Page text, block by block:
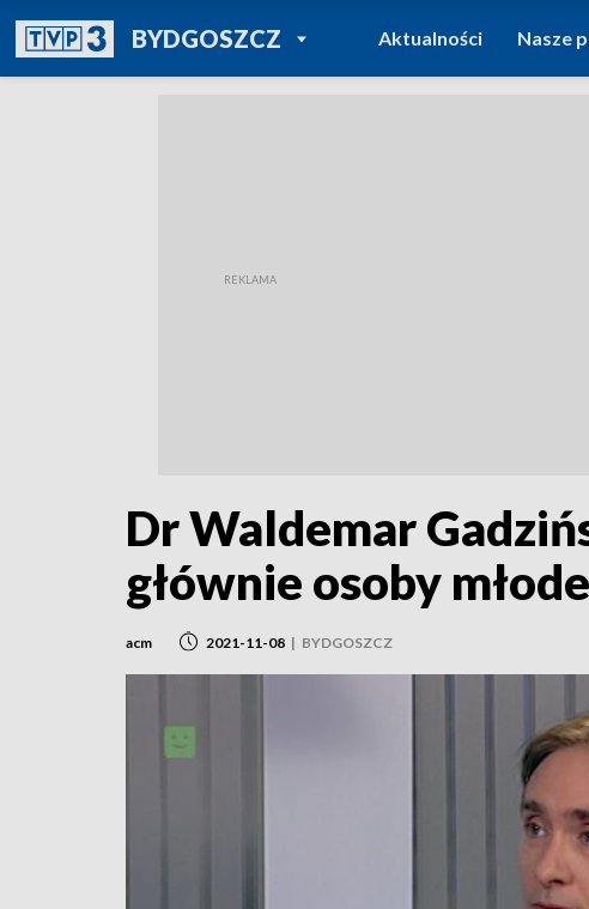
BYDGOSZCZPOWRÓT DO
TVP REGIONY
Aktualności Nasze
Dr Waldemar
głównie osoby
acm 2021-11-08 | BYDGOSZCZ